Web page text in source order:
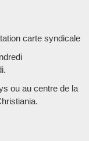
carte syndicale
ou au centre de la